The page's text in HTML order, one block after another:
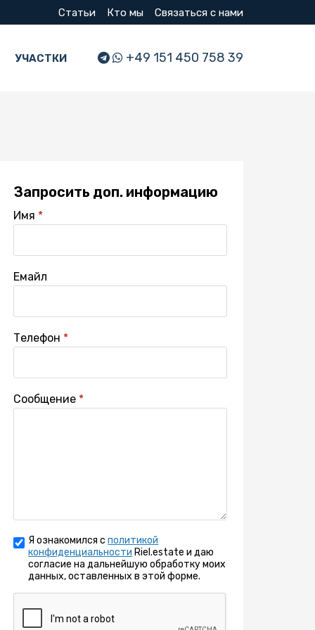
Статьи Кто мы Связаться с нами
УЧАСТКИ +49 151 450 758 39
Запросить доп. информацию
Имя
Емайл
Телефон
Сообщение
Я ознакомился сполитикой
конфиденциальности Riel.estate и даю
согласие на дальнейшую обработку моих
данных, оставленных в этой форме.